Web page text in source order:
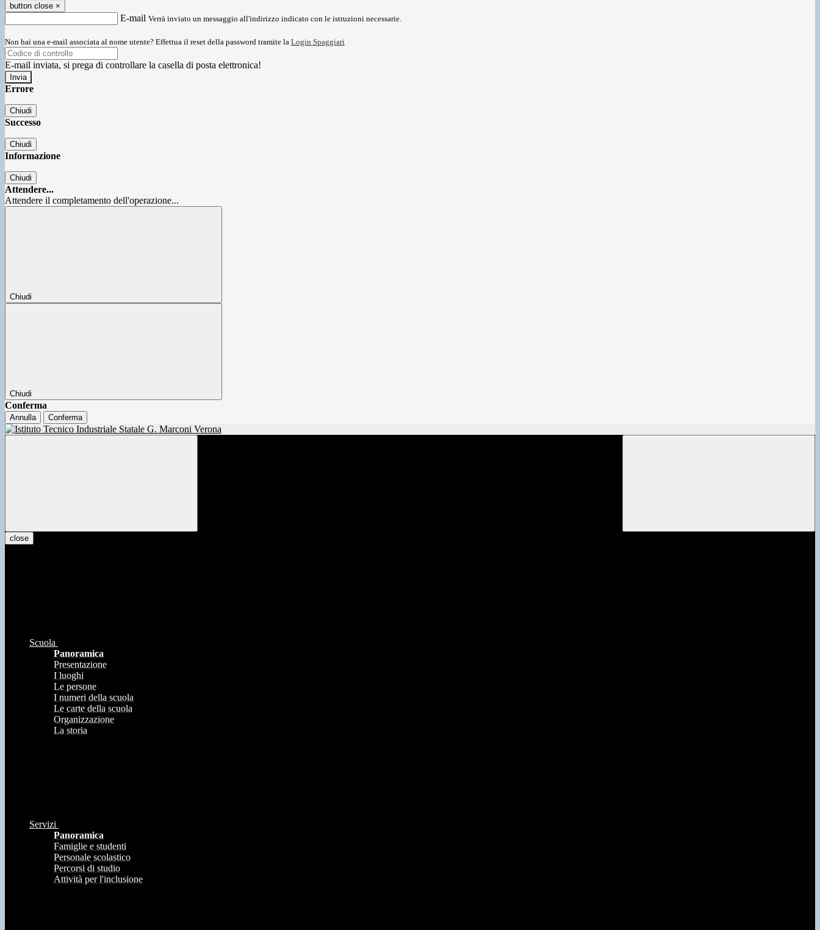
button close ×
E-mail Verrà inviato un messaggio all'indirizzo indicato con le istruzioni necessarie.
Non hai una e-mail associata al nome utente? Effettua il reset della password tramite la Login Spaggiari
E-mail inviata, si prega di controllare la casella di posta elettronica!
Errore
Chiudi
Successo
Chiudi
Informazione
Chiudi
Attendere...
Attendere il completamento dell'operazione...
Chiudi
Chiudi
Conferma
Annulla Conferma
close
Scuola
Panoramica
Presentazione
I luoghi
Le persone
I numeri della scuola
Le carte della scuola
Organizzazione
La storia
Servizi
Panoramica
Famiglie e studenti
Personale scolastico
Percorsi di studio
Attività per l'inclusione